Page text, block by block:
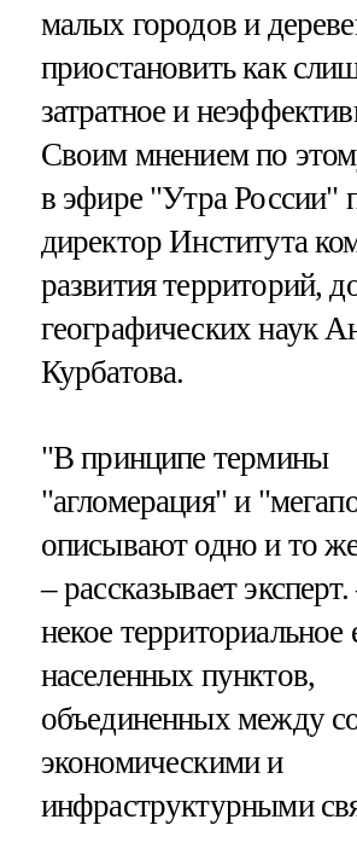
малых городов и
приостановить как
затратное и
Своим мнением по
в эфире "Утра России"
директор Института
развития территорий,
географических наук
Курбатова.
"В принципе термины
"агломерация" и
описывают одно и то
– рассказывает
некое территориальное
населенных пунктов,
объединенных между
экономическими и
инфраструктурными